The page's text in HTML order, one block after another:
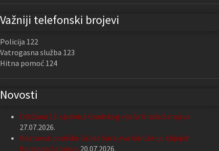
Važniji telefonski brojevi
Policija 122
Vatrogasna služba 123
Hitna pomoć 124
Novosti
Održana 13. sjednica Gradskog vijeća Grada Sarajeva
27.07.2026.
Nastavak podrške Grada Sarajeva Udruženju slijepih
Kantona Sarajevo 20.07.2026.